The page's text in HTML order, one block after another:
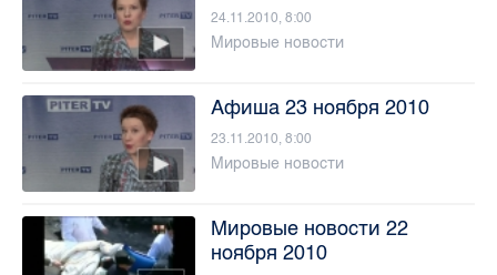
24.11.2010, 8:00
Мировые новости
Афиша 23 ноября 2010
23.11.2010, 8:00
Мировые новости
Мировые новости 22
ноября 2010